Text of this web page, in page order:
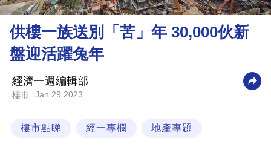
理
財
商
業
科
供樓一族送別「苦」年 30,000伙新
盤迎活躍兔年
經濟一週編輯部
樓市 Jan 29 2023
樓市點睇 經一專欄 地產專題